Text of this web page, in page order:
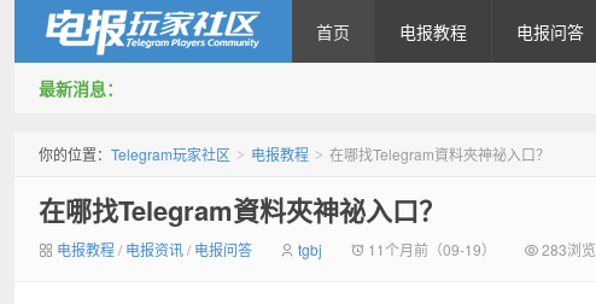
首页 电报教程 电报问答
最新消息：
你的位置： Telegram玩家社区 > 电报教程 > 在哪找Telegram資料夾神祕入口？
在哪找Telegram資料夾神祕入口？
电报教程/ 电报资讯/ 电报问答 tgbj 11个月前（09-19） 283浏览